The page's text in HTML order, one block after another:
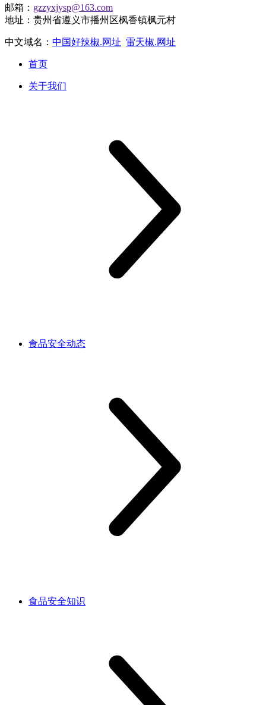
邮箱： gzzyxjysp@163.com
地址：贵州省遵义市播州区枫香镇枫元村
中文域名： 中国好辣椒.网址 雷天椒.网址
首页
关于我们
食品安全动态
食品安全知识